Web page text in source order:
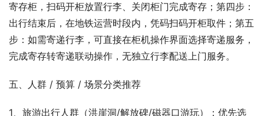
寄存柜，扫码开柜放置行李、关闭柜门完成寄存；第四步：
出行结束后，在地铁运营时段内，凭码扫码开柜取件；第五
步：如需寄递行李，可直接在柜机操作界面选择寄递服务，
完成寄存转寄递联动操作，无独立行李配送上门服务。
五、人群 / 预算 / 场景分类推荐
1、旅游出行人群（洪崖洞/解放碑/磁器口游玩）：优先选